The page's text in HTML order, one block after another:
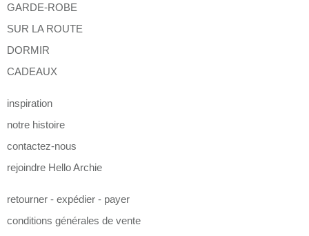
GARDE-ROBE
SUR LA ROUTE
DORMIR
CADEAUX
inspiration
notre histoire
contactez-nous
rejoindre Hello Archie
retourner - expédier - payer
conditions générales de vente